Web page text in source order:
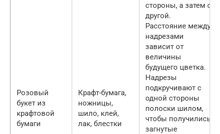
Розовый
букет из
крафтовой
бумаги
Крафт-бумага,
ножницы,
шило, клей,
лак, блестки
стороны, а затем с
другой.
Расстояние между
надрезами
зависит от
величины
будущего цветка.
Надрезы
подкручивают с
одной стороны
полоски шилом,
чтобы получились
загнутые